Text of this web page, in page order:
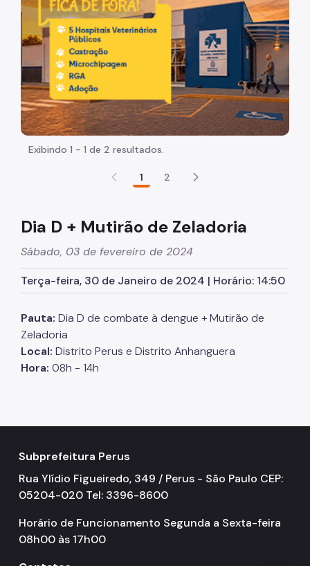
Quadro de Serviços
Acesso à Proteção de Dados Pessoais
Organização
Histórico
Dados
Execução Orçamentária
Licitações
SP Mais Fácil
Cata-Bagulho
CADES/PR
Notícias
Exibindo 1 - 1 de 2 resultados.
1 2
Dia D + Mutirão de Zeladoria
Sábado, 03 de fevereiro de 2024
Terça-feira, 30 de Janeiro de 2024 | Horário: 14:50
Pauta: Dia D de combate à dengue + Mutirão de
Zeladoria
Local: Distrito Perus e Distrito Anhanguera
Hora: 08h - 14h
Subprefeitura Perus
Rua Ylídio Figueiredo, 349 / Perus - São Paulo CEP:
05204-020 Tel: 3396-8600
Horário de Funcionamento Segunda a Sexta-feira
08h00 às 17h00